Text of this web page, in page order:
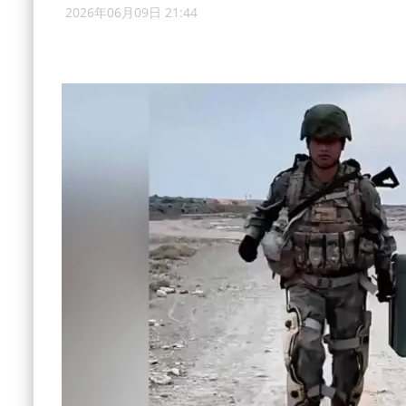
2026年06月09日 21:44